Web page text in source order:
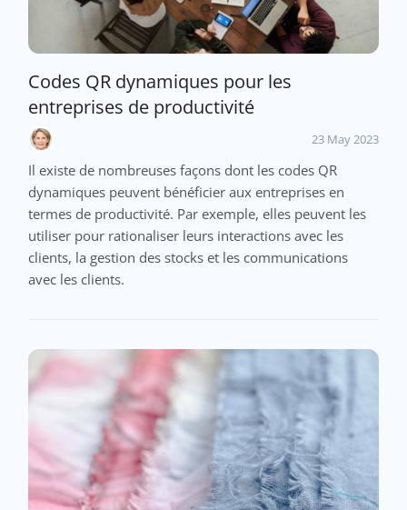
Codes QR dynamiques pour les
entreprises de productivité
23 May 2023
Il existe de nombreuses façons dont les codes QR
dynamiques peuvent bénéficier aux entreprises en
termes de productivité. Par exemple, elles peuvent les
utiliser pour rationaliser leurs interactions avec les
clients, la gestion des stocks et les communications
avec les clients.